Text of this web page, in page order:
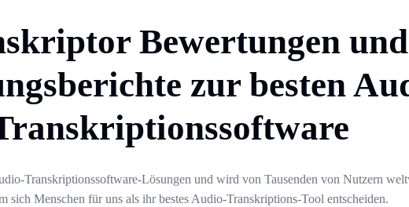
Bewertungen und
zur besten
Transkriptionssoftware-Lösungen und wird von Tausenden von Nutzern
sich Menschen für uns als ihr bestes Audio-Transkriptions-Tool entscheiden.